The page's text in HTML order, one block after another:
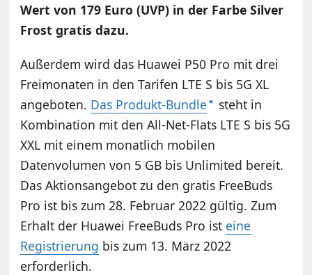
Wert von 179 Euro (UVP) in der Farbe Silver
Frost gratis dazu.
Außerdem wird das Huawei P50 Pro mit drei
Freimonaten in den Tarifen LTE S bis 5G XL
angeboten. Das Produkt-Bundle
steht in
Kombination mit den All-Net-Flats LTE S bis 5G
XXL mit einem monatlich mobilen
Datenvolumen von 5 GB bis Unlimited bereit.
Das Aktionsangebot zu den gratis FreeBuds
Pro ist bis zum 28. Februar 2022 gültig. Zum
Erhalt der Huawei FreeBuds Pro ist eine
Registrierung bis zum 13. März 2022
erforderlich.